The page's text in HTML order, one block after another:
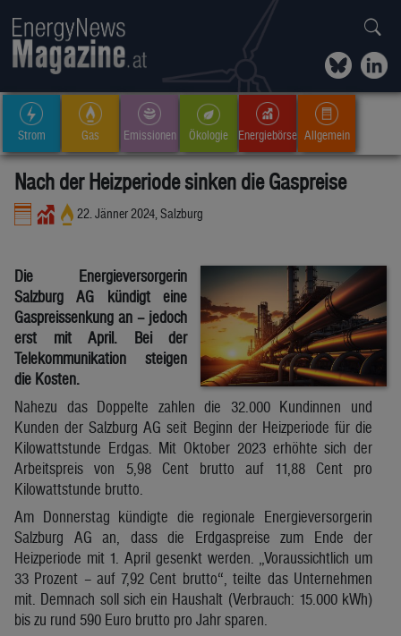
Strom Gas Emissionen Ökologie Energiebörse Allgemein
Nach der Heizperiode sinken die Gaspreise
22. Jänner 2024, Salzburg
Die Energieversorgerin
Salzburg AG kündigt eine
Gaspreissenkung an – jedoch
erst mit April. Bei der
Telekommunikation steigen
die Kosten.
Nahezu das Doppelte zahlen die 32.000 Kundinnen und
Kunden der Salzburg AG seit Beginn der Heizperiode für die
Kilowattstunde Erdgas. Mit Oktober 2023 erhöhte sich der
Arbeitspreis von 5,98 Cent brutto auf 11,88 Cent pro
Kilowattstunde brutto.
Am Donnerstag kündigte die regionale Energieversorgerin
Salzburg AG an, dass die Erdgaspreise zum Ende der
Heizperiode mit 1. April gesenkt werden. „Voraussichtlich um
33 Prozent – auf 7,92 Cent brutto“, teilte das Unternehmen
mit. Demnach soll sich ein Haushalt (Verbrauch: 15.000 kWh)
bis zu rund 590 Euro brutto pro Jahr sparen.